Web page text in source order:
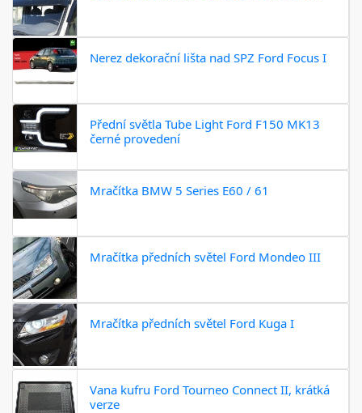
Nerez dekorační lišta nad SPZ Ford Focus I
Přední světla Tube Light Ford F150 MK13
černé provedení
Mračítka BMW 5 Series E60 / 61
Mračítka předních světel Ford Mondeo III
Mračítka předních světel Ford Kuga I
Vana kufru Ford Tourneo Connect II, krátká
verze